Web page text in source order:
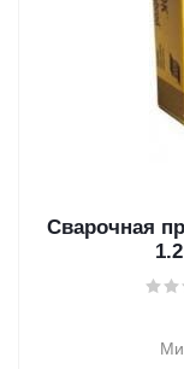
Сварочная